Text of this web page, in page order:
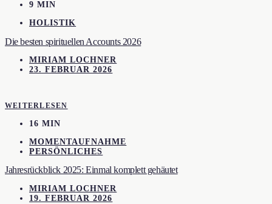
9 MIN
HOLISTIK
Die besten spirituellen Accounts 2026
MIRIAM LOCHNER
23. FEBRUAR 2026
WEITERLESEN
16 MIN
MOMENTAUFNAHME
PERSÖNLICHES
Jahresrückblick 2025: Einmal komplett gehäutet
MIRIAM LOCHNER
19. FEBRUAR 2026